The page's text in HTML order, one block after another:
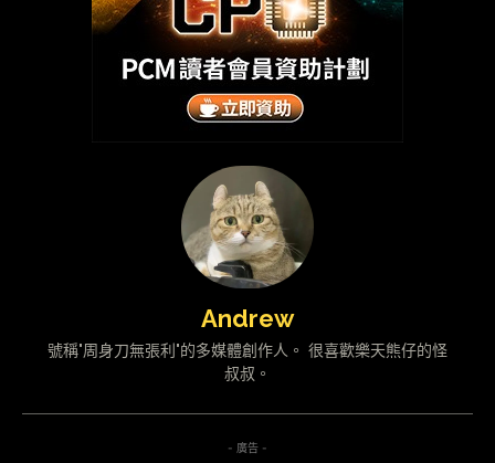
Andrew
號稱"周身刀無張利"的多媒體創作人。 很喜歡樂天熊仔的怪
叔叔。
- 廣告 -